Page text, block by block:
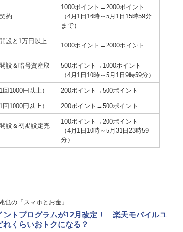
約
1000ポイント→2000ポイント
（4月1日16時～5月1日15時59分
まで）
設と1万円以上
1000ポイント→2000ポイント
設＆暗号資産取
500ポイント→1000ポイント
（4月1日10時～5月1日9時59分）
1000円以上） 200ポイント→500ポイント
1000円以上） 200ポイント→500ポイント
設＆初期設定完
100ポイント→200ポイント
（4月1日10時～5月31日23時59
分）
也の「スマホとお金」
ントプログラムが12月改定！ 楽天モバイルユ
れくらいおトクになる？